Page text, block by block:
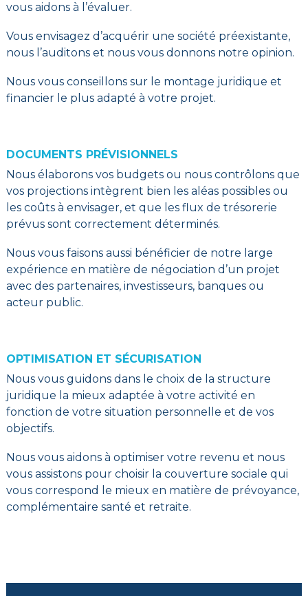
vous aidons à l’évaluer.
Vous envisagez d’acquérir une société préexistante,
nous l’auditons et nous vous donnons notre opinion.
Nous vous conseillons sur le montage juridique et
financier le plus adapté à votre projet.
DOCUMENTS PRÉVISIONNELS
Nous élaborons vos budgets ou nous contrôlons que
vos projections intègrent bien les aléas possibles ou
les coûts à envisager, et que les flux de trésorerie
prévus sont correctement déterminés.
Nous vous faisons aussi bénéficier de notre large
expérience en matière de négociation d’un projet
avec des partenaires, investisseurs, banques ou
acteur public.
OPTIMISATION ET SÉCURISATION
Nous vous guidons dans le choix de la structure
juridique la mieux adaptée à votre activité en
fonction de votre situation personnelle et de vos
objectifs.
Nous vous aidons à optimiser votre revenu et nous
vous assistons pour choisir la couverture sociale qui
vous correspond le mieux en matière de prévoyance,
complémentaire santé et retraite.